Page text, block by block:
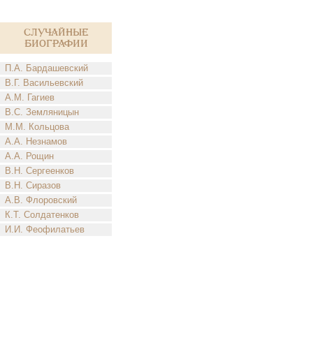
Случайные
биографии
П.А. Бардашевский
В.Г. Васильевский
А.М. Гагиев
В.С. Земляницын
М.М. Кольцова
А.А. Незнамов
А.А. Рощин
В.Н. Сергеенков
В.Н. Сиразов
А.В. Флоровский
К.Т. Солдатенков
И.И. Феофилатьев